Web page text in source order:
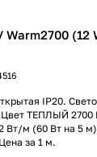
Warm2700
IP20.
ТЕПЛЫЙ 2700
Вт/м (60 Вт на 5
за 1 м.